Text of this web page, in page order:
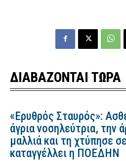
ΔΙΑΒΑΖΟΝΤΑΙ ΤΩΡΑ
«Ερυθρός Σταυρός»:
άγρια νοσηλεύτρια, την
μαλλιά και τη χτύπησε
καταγγέλλει η ΠΟΕΔΗΝ